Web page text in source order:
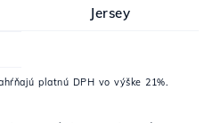
Jersey
platnú DPH vo výške 21%.